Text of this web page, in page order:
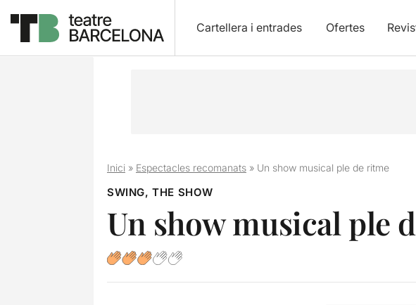
Cartellera i entrades Ofertes
Inici» Espectacles recomanats» Un show musical ple de ritme
SWING, THE SHOW
Un show musical ple